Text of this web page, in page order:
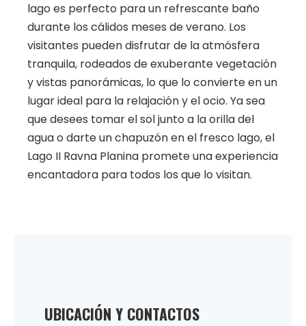
lago es perfecto para un refrescante baño
durante los cálidos meses de verano. Los
visitantes pueden disfrutar de la atmósfera
tranquila, rodeados de exuberante vegetación
y vistas panorámicas, lo que lo convierte en un
lugar ideal para la relajación y el ocio. Ya sea
que desees tomar el sol junto a la orilla del
agua o darte un chapuzón en el fresco lago, el
Lago II Ravna Planina promete una experiencia
encantadora para todos los que lo visitan.
UBICACIÓN Y CONTACTOS